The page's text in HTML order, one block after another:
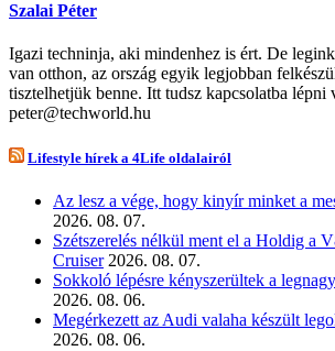
Szalai Péter
Igazi techninja, aki mindenhez is ért. De
van otthon, az ország egyik legjobban
tisztelhetjük benne. Itt tudsz kapcsolatba lépni
peter@techworld.hu
Lifestyle hírek a 4Life oldalairól
Az lesz a vége, hogy kinyír minket a
2026. 08. 07.
Szétszerelés nélkül ment el a Holdig a
Cruiser 2026. 08. 07.
Sokkoló lépésre kényszerültek a
2026. 08. 06.
Megérkezett az Audi valaha készült
2026. 08. 06.